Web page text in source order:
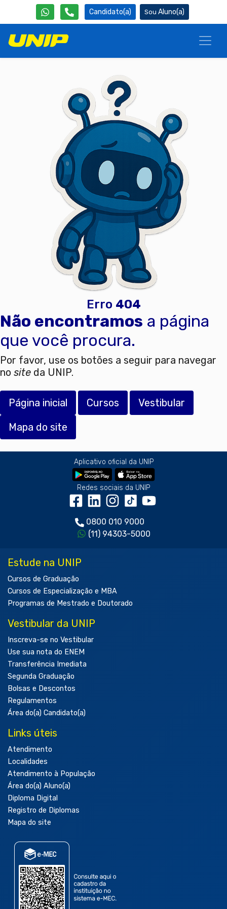
Candidato(a) Aluno(a)
Erro 404
Não encontramos a página
que você procura.
Por favor, use os botões a seguir para navegar
no site da UNIP.
Página inicial Cursos
Vestibular
Mapa do site
Aplicativo oficial da UNIP
Redes sociais da UNIP
0800 010 9000
(11) 94303-5000
Estude na UNIP
Cursos de Graduação
Cursos de Especialização e MBA
Programas de Mestrado e Doutorado
Vestibular da UNIP
Inscreva-se no Vestibular
Use sua nota do ENEM
Transferência Imediata
Segunda Graduação
Bolsas e Descontos
Regulamentos
Área do(a) Candidato(a)
Links úteis
Atendimento
Localidades
Atendimento à População
Área do(a) Aluno(a)
Diploma Digital
Registro de Diplomas
Mapa do site